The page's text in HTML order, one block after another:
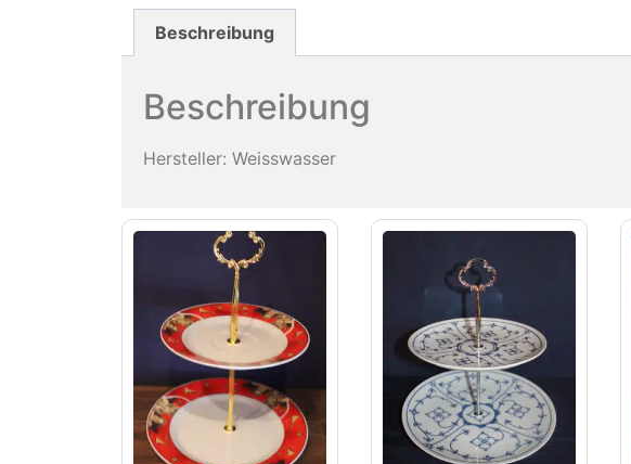
Beschreibung
Beschreibung
Hersteller: Weisswasser